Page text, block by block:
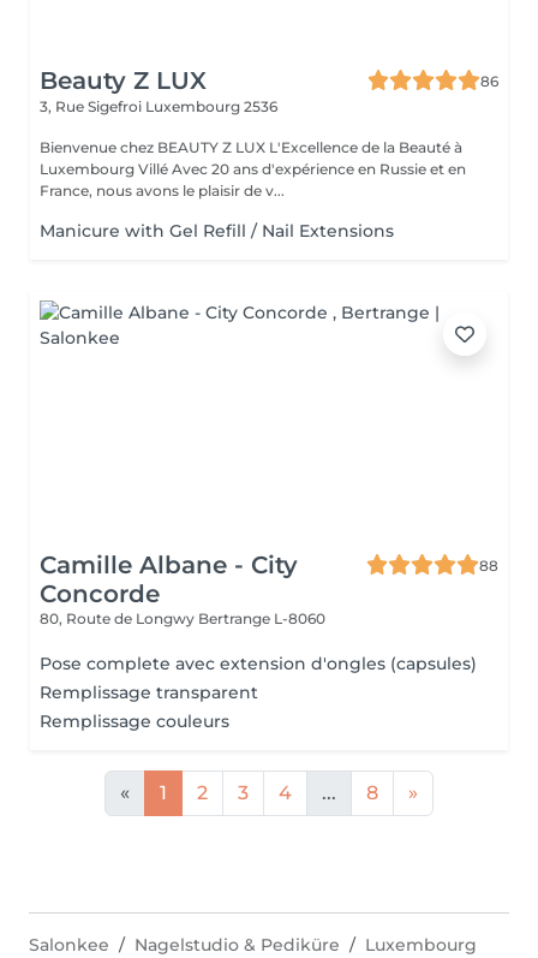
Beauty Z LUX
86
3, Rue Sigefroi Luxembourg 2536
Bienvenue chez BEAUTY Z LUX L'Excellence de la Beauté à
Luxembourg Villé Avec 20 ans d'expérience en Russie et en
France, nous avons le plaisir de v...
Manicure with Gel Refill / Nail Extensions
Camille Albane - City
Concorde
88
80, Route de Longwy Bertrange L-8060
Pose complete avec extension d'ongles (capsules)
Remplissage transparent
Remplissage couleurs
« 1 2 3 4 ... 8 »
Salonkee Nagelstudio & Pediküre
Luxembourg